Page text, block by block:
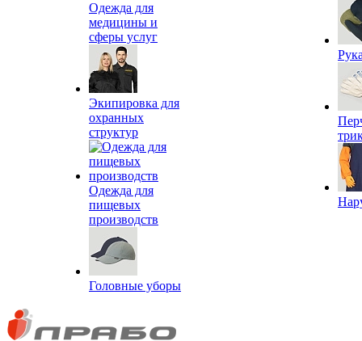
Одежда для
медицины и
сферы услуг
Экипировка для
охранных
структур
Одежда для
пищевых
производств
Головные уборы